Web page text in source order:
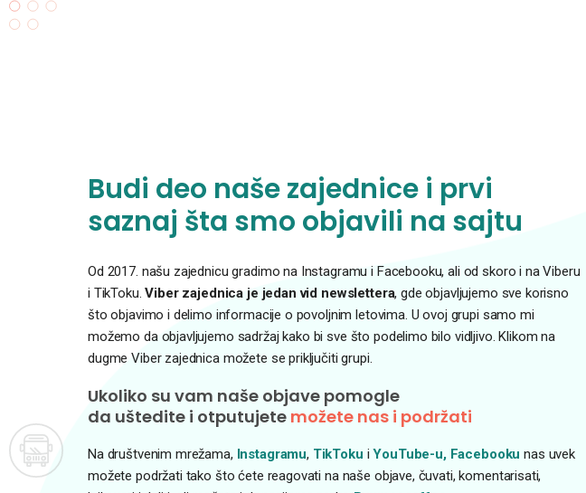
Budi deo naše zajednice i prvi
saznaj šta smo objavili na sajtu
Od 2017. našu zajednicu gradimo na Instagramu i Facebooku, ali od skoro i na Viberu
i TikToku.Viber zajednica je jedan vid newslettera, gde objavljujemo sve korisno
što objavimo i delimo informacije o povoljnim letovima. U ovoj grupi samo mi
možemo da objavljujemo sadržaj kako bi sve što podelimo bilo vidljivo. Klikom na
dugme Viber zajednica možete se priključiti grupi.
Ukoliko su vam naše objave pomogle
da uštedite i otputujete možete nas i podržati
Na društvenim mrežama, Instagramu, TikToku iYouTube-u, Facebookunas uvek
možete podržati tako što ćete reagovati na naše objave, čuvati, komentarisati,